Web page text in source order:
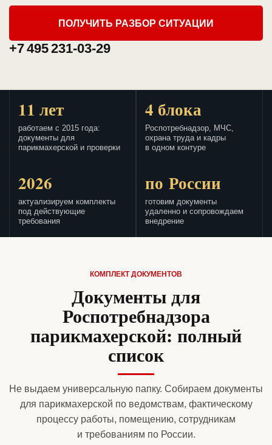
ПОЛУЧИТЬ РАЗБОР СИТУАЦИИ
+7 495 231-03-29
11 лет
работаем с 2015 года:
документы для
парикмахерской и проверки
4 блока
Роспотребнадзор, МЧС,
охрана труда и кадры
в одном контуре
2026
актуализируем комплекты
под действующие
требования
по России
готовим документы
удаленно и сопровождаем
внедрение
КОМПЛЕКТ ДОКУМЕНТОВ
Документы для
Роспотребнадзора
парикмахерской: полный
список
Не выдаем универсальную папку. Собираем документы
для парикмахерской по ведомствам, фактическому
процессу работы, помещению, сотрудникам
и требованиям по России.